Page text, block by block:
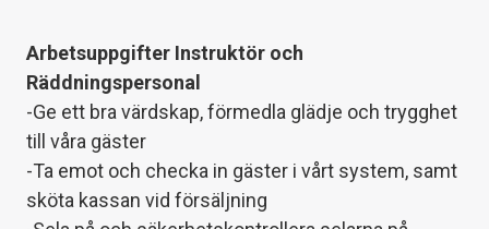
Arbetsuppgifter Instruktör och
Räddningspersonal
-Ge ett bra värdskap, förmedla glädje och trygghet
till våra gäster
-Ta emot och checka in gäster i vårt system, samt
sköta kassan vid försäljning